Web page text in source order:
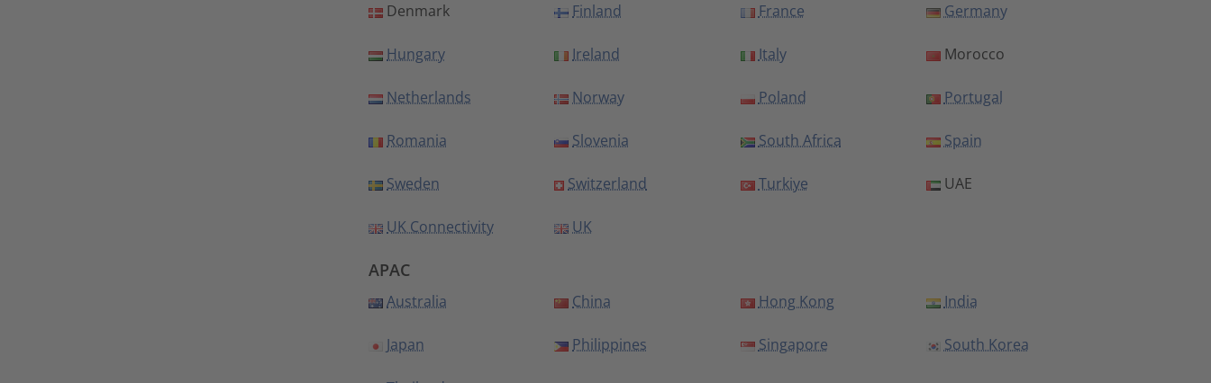
Denmark Finland France Germany
Hungary Ireland Italy Morocco
Netherlands Norway Poland Portugal
Romania Slovenia South Africa Spain
Sweden Switzerland Turkiye UAE
UK Connectivity UK
APAC
Australia China Hong Kong India
Japan Philippines Singapore South Korea